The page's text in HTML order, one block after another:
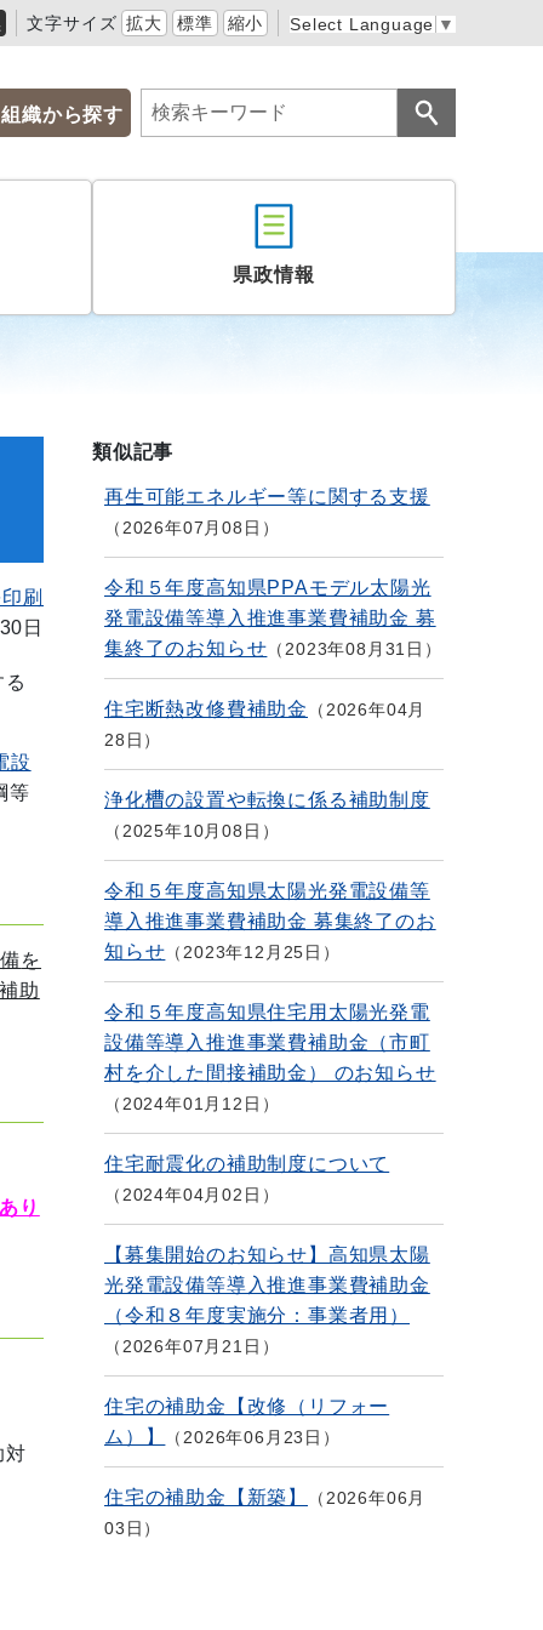
文字サイズ 拡大 標準 縮小 Select Language ▼
組織から探す
県政情報
刷
日
設
等
を
助
り
対
類似記事
再生可能エネルギー等に関する支援
2026年07月08日
令和５年度高知県PPAモデル太陽光
発電設備等導入推進事業費補助金 募
集終了のお知らせ
2023年08月31日
住宅断熱改修費補助金
2026年04月
28日
浄化槽の設置や転換に係る補助制度
2025年10月08日
令和５年度高知県太陽光発電設備等
導入推進事業費補助金 募集終了のお
知らせ
2023年12月25日
令和５年度高知県住宅用太陽光発電
設備等導入推進事業費補助金（市町
村を介した間接補助金） のお知らせ
2024年01月12日
住宅耐震化の補助制度について
2024年04月02日
【募集開始のお知らせ】高知県太陽
光発電設備等導入推進事業費補助金
（令和８年度実施分：事業者用）
2026年07月21日
住宅の補助金【改修（リフォー
ム）】
2026年06月23日
住宅の補助金【新築】
2026年06月
03日